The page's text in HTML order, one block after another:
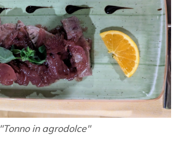
"Tonno in agrodolce"